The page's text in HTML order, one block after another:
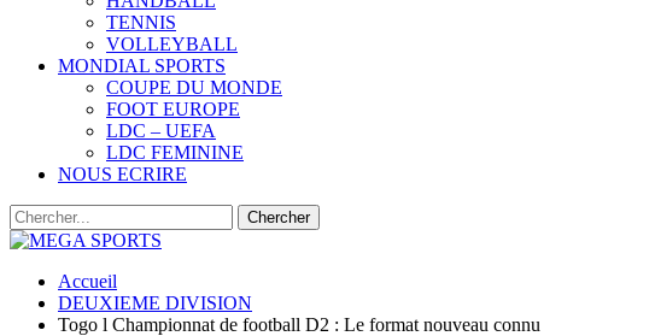
TENNIS
VOLLEYBALL
MONDIAL SPORTS
COUPE DU MONDE
FOOT EUROPE
LDC – UEFA
LDC FEMININE
NOUS ECRIRE
Accueil
DEUXIEME DIVISION
Togo l Championnat de football D2 : Le format nouveau connu